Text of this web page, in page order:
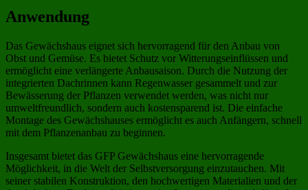
Anwendung
Das Gewächshaus eignet sich hervorragend für den Anbau von
Obst und Gemüse. Es bietet Schutz vor Witterungseinflüssen und
ermöglicht eine verlängerte Anbausaison. Durch die Nutzung der
integrierten Dachrinnen kann Regenwasser gesammelt und zur
Bewässerung der Pflanzen verwendet werden, was nicht nur
umweltfreundlich, sondern auch kostensparend ist. Die einfache
Montage des Gewächshauses ermöglicht es auch Anfängern, schnell
mit dem Pflanzenanbau zu beginnen.
Insgesamt bietet das GFP Gewächshaus eine hervorragende
Möglichkeit, in die Welt der Selbstversorgung einzutauchen. Mit
seiner stabilen Konstruktion, den hochwertigen Materialien und der